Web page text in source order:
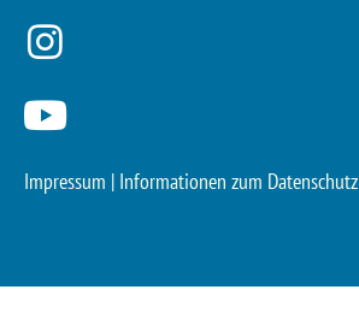
Impressum | Informationen zum Datenschutz